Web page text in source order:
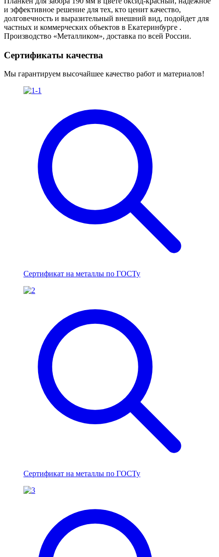
и эффективное решение для тех, кто ценит качество,
долговечность и выразительный внешний вид, подойдет для
частных и коммерческих объектов в Екатеринбурге .
Производство «Металликом», доставка по всей России.
Сертификаты качества
Мы гарантируем высочайшее качество работ и материалов!
Сертификат на металлы по ГОСТу
Сертификат на металлы по ГОСТу